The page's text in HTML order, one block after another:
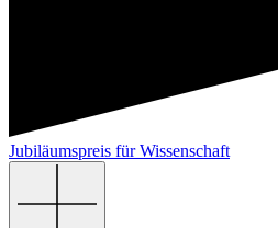
Jubiläumspreis für Wissenschaft